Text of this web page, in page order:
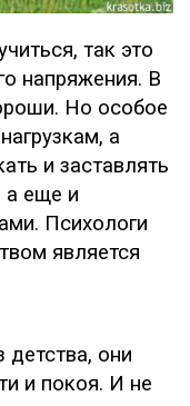
так это
напряжения. В
Но особое
а
и заставлять
а еще и
Психологи
является
они
и покоя. И не